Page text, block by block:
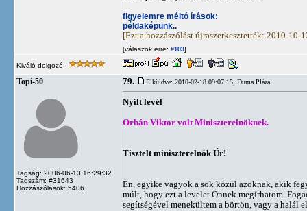
figyelemre méltó írások:
példaképünk..
[Ezt a hozzászólást újraszerkesztették: 2010-10-
[válaszok erre: #103]
Kiváló dolgozó
Topi-50
Tagság: 2006-06-13 16:29:32
Tagszám: #31643
Hozzászólások: 5406
79. Elküldve: 2010-02-18 09:07:15, Duma Pláza
Nyílt levél
Orbán Viktor volt Miniszterelnöknek.
Tisztelt miniszterelnök Úr!
Én, egyike vagyok a sok közül azoknak, akik
múlt, hogy ezt a levelet Önnek megírhatom.
segítségével menekültem a börtön, vagy a halál